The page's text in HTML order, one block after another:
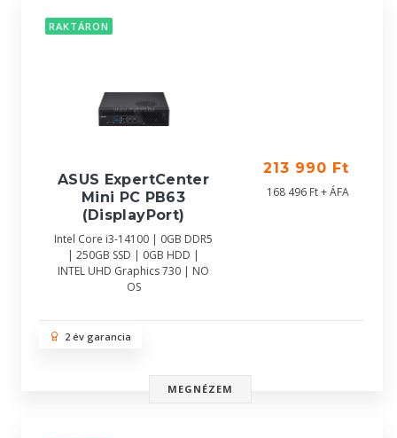
RAKTÁRON
ASUS ExpertCenter
Mini PC PB63
(DisplayPort)
Intel Core i3-14100 | 0GB DDR5
| 250GB SSD | 0GB HDD |
INTEL UHD Graphics 730 | NO
OS
213 990 Ft
168 496 Ft + ÁFA
2 év garancia
MEGNÉZEM